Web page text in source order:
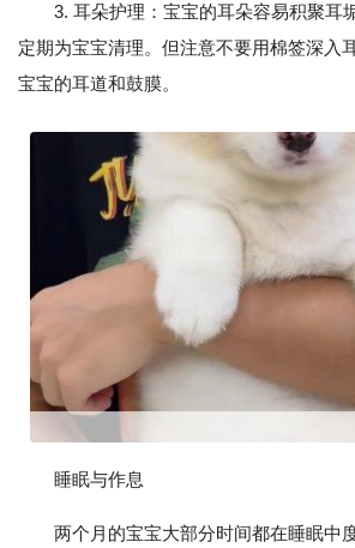
3. 耳朵护理：宝宝的耳朵容易积聚耳
定期为宝宝清理。但注意不要用棉签深入
宝宝的耳道和鼓膜。
睡眠与作息
两个月的宝宝大部分时间都在睡眠中